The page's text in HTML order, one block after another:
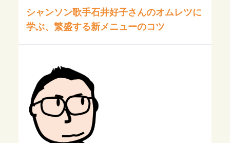
シャンソン歌手石井好子さんのオムレツに
学ぶ、繁盛する新メニューのコツ